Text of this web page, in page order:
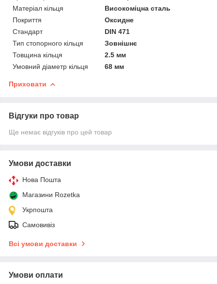
Матеріал кільця
Високоміцна сталь
Покриття
Оксидне
Стандарт
DIN 471
Тип стопорного кільця
Зовнішнє
Товщина кільця
2.5 мм
Умовний діаметр кільця
68 мм
Приховати
Відгуки про товар
Ще немає відгуків про цей товар
Умови доставки
Нова Пошта
Магазини Rozetka
Укрпошта
Самовивіз
Всі умови доставки
Умови оплати